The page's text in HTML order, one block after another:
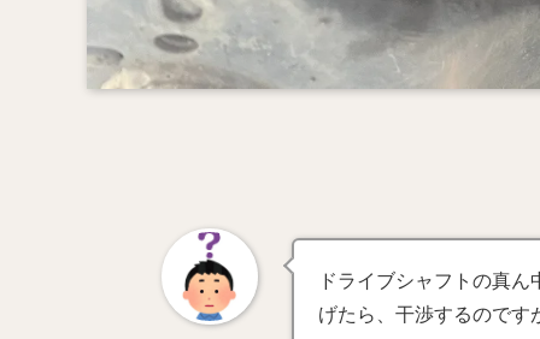
ドライブシャフトの真
げたら、干渉するので